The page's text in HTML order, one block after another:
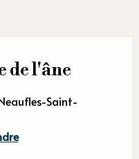
de l'âne
Saint-